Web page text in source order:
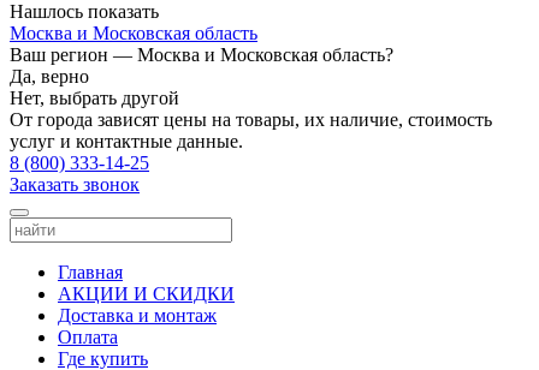
Нашлось показать
Москва и Московская область
Ваш регион — Москва и Московская область?
Да, верно
Нет, выбрать другой
От города зависят цены на товары, их наличие, стоимость
услуг и контактные данные.
8 (800) 333-14-25
Заказать звонок
Главная
АКЦИИ И СКИДКИ
Доставка и монтаж
Оплата
Где купить